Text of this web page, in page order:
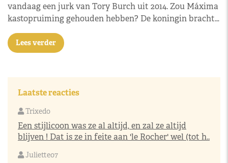
vandaag een jurk van Tory Burch uit 2014. Zou Máxima
kastopruiming gehouden hebben? De koningin bracht…
Lees verder
Laatste reacties
Trixedo
Een stijlicoon was ze al altijd, en zal ze altijd
blijven ! Dat is ze in feite aan 'le Rocher' wel (tot h..
Juliette07